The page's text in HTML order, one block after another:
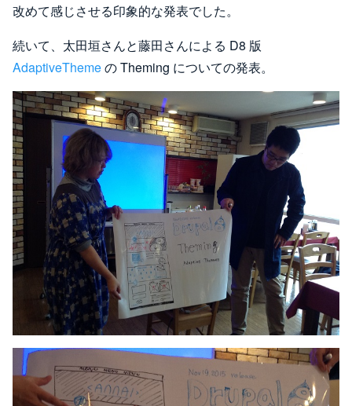
改めて感じさせる印象的な発表でした。
続いて、太田垣さんと藤田さんによる D8 版
AdaptiveThemeの Theming についての発表。